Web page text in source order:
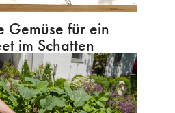
Gemüse für ein
im Schatten